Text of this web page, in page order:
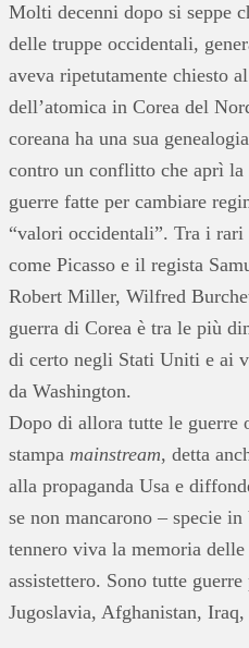
Molti decenni dopo si seppe
delle truppe occidentali,
aveva ripetutamente chiesto
dell’atomica in Corea del
coreana ha una sua
contro un conflitto che aprì la
guerre fatte per cambiare
“valori occidentali”. Tra i
come Picasso e il regista
Robert Miller, Wilfred
guerra di Corea è tra le più
di certo negli Stati Uniti e ai
da Washington.
Dopo di allora tutte le guerre
stampa mainstream, detta
alla propaganda Usa e
se non mancarono – specie
tennero viva la memoria
assistettero. Sono tutte
Jugoslavia, Afghanistan,